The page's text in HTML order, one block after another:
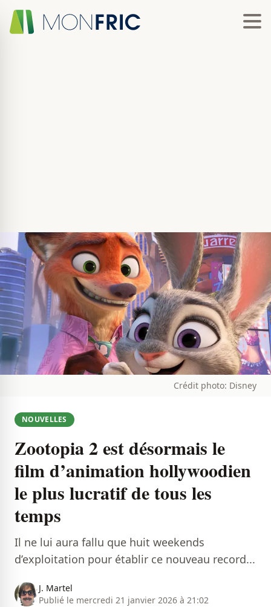
Crédit photo: Disney
NOUVELLES
Zootopia 2 est désormais le
film d’animation hollywoodien
le plus lucratif de tous les
temps
Il ne lui aura fallu que huit weekends
d’exploitation pour établir ce nouveau record...
J. Martel
Publié le mercredi 21 janvier 2026 à 21:02